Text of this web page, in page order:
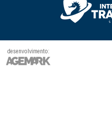
desenvolvimento: